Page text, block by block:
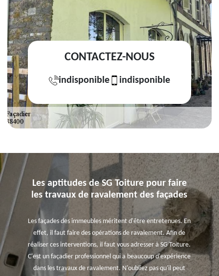
CONTACTEZ-NOUS
indisponible indisponible
Les aptitudes de SG Toiture pour faire
les travaux de ravalement des façades
Les façades des immeubles méritent d'être entretenues. En
effet, il faut faire des opérations de ravalement. Afin de
réaliser ces interventions, il faut vous adresser à SG Toiture.
C'est un façadier professionnel qui a beaucoup d'expérience
dans les travaux de ravalement. N'oubliez pas qu'il peut